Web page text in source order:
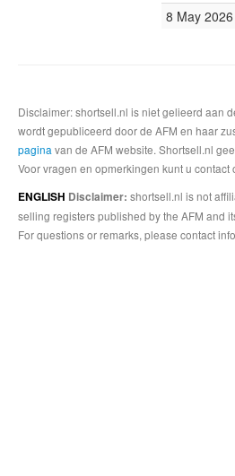
8 May 2026
Disclaimer: shortsell.nl is niet gelieerd aan
wordt gepubliceerd door de AFM en haar
pagina van de AFM website. Shortsell.nl
Voor vragen en opmerkingen kunt u
ENGLISH Disclaimer: shortsell.nl is not
selling registers published by the AFM and
For questions or remarks, please contact